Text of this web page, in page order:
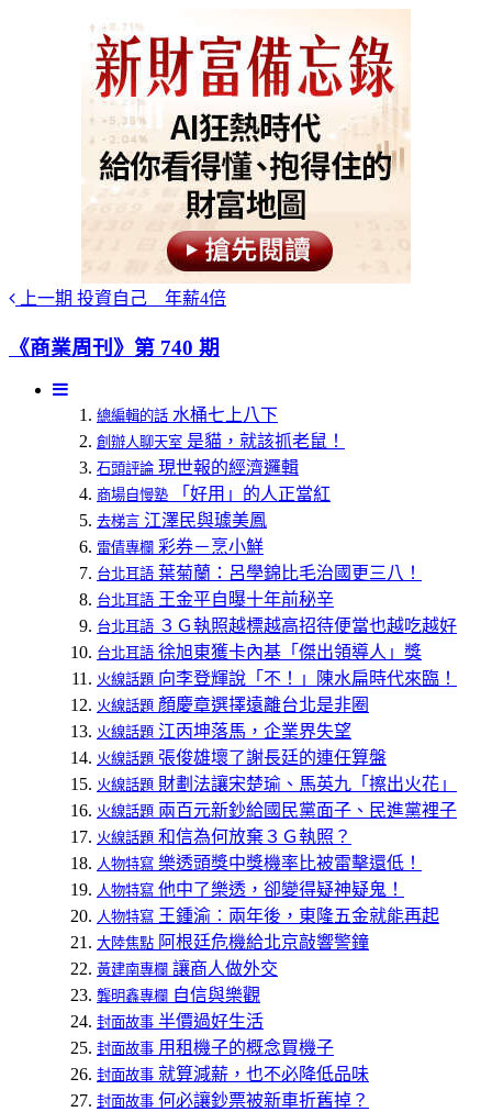
上一期 投資自己 年薪4倍
《商業周刊》第 740 期
總編輯的話 水桶七上八下
創辦人聊天室 是貓，就該抓老鼠！
石頭評論 現世報的經濟邏輯
商場自慢塾 「好用」的人正當紅
去梯言 江澤民與璩美鳳
雷倩專欄 彩券－烹小鮮
台北耳語 葉菊蘭：呂學錦比毛治國更三八！
台北耳語 王金平自曝十年前秘辛
台北耳語 ３Ｇ執照越標越高招待便當也越吃越好
台北耳語 徐旭東獲卡內基「傑出領導人」獎
火線話題 向李登輝說「不！」陳水扁時代來臨！
火線話題 顏慶章選擇遠離台北是非圈
火線話題 江丙坤落馬，企業界失望
火線話題 張俊雄壞了謝長廷的連任算盤
火線話題 財劃法讓宋楚瑜、馬英九「擦出火花」
火線話題 兩百元新鈔給國民黨面子、民進黨裡子
火線話題 和信為何放棄３Ｇ執照？
人物特寫 樂透頭獎中獎機率比被雷擊還低！
人物特寫 他中了樂透，卻變得疑神疑鬼！
人物特寫 王鍾渝︰兩年後，東隆五金就能再起
大陸焦點 阿根廷危機給北京敲響警鐘
黃建南專欄 讓商人做外交
龔明鑫專欄 自信與樂觀
封面故事 半價過好生活
封面故事 用租機子的概念買機子
封面故事 就算減薪，也不必降低品味
封面故事 何必讓鈔票被新車折舊掉？